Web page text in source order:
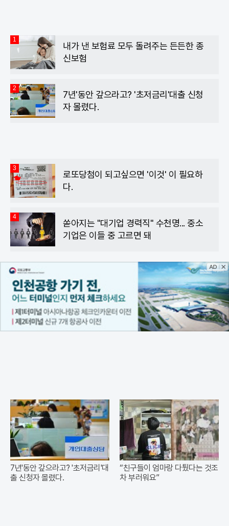
1
내가 낸 보험료 모두 돌려주는 든든한 종
신보험
2
7년'동안 갚으라고? '초저금리'대출 신청
자 몰렸다.
3
로또당첨이 되고싶으면 '이것' 이 필요하
다.
4
쏟아지는 "대기업 경력직" 수천명... 중소
기업은 이들 중 고르면 돼
7년'동안 갚으라고? '초저금리'대
출 신청자 몰렸다.
“친구들이 엄마랑 다퉜다는 것조
차 부러워요”